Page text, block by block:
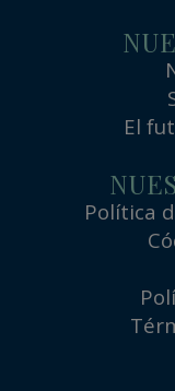
El
Política